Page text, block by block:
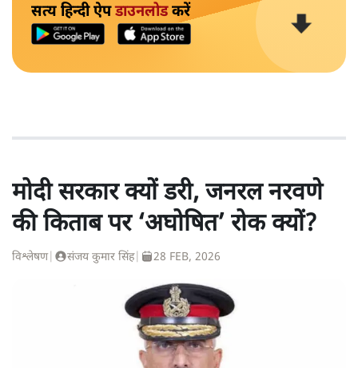
सत्य हिन्दी ऐपडाउनलोडकरें
मोदी सरकार क्यों डरी, जनरल नरवणे
की किताब पर ‘अघोषित’ रोक क्यों?
विश्लेषण| संजय कुमार सिंह| 28 FEB, 2026